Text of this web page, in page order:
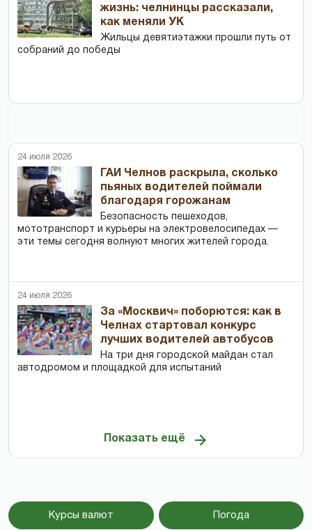
жизнь: челнинцы рассказали,
как меняли УК
Жильцы девятиэтажки прошли путь от
собраний до победы
24 июля 2026
ГАИ Челнов раскрыла, сколько
пьяных водителей поймали
благодаря горожанам
Безопасность пешеходов,
мототранспорт и курьеры на электровелосипедах —
эти темы сегодня волнуют многих жителей города.
24 июля 2026
За «Москвич» поборются: как в
Челнах стартовал конкурс
лучших водителей автобусов
На три дня городской майдан стал
автодромом и площадкой для испытаний
Показать ещё
Курсы валют Погода